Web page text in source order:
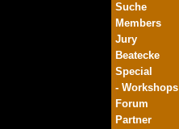
Suche
Members
Jury
Beatecke
Special
- Workshops
Forum
Partner